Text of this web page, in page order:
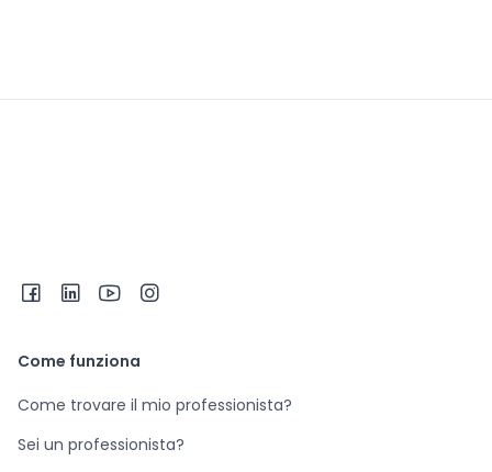
Come funziona
Come trovare il mio professionista?
Sei un professionista?